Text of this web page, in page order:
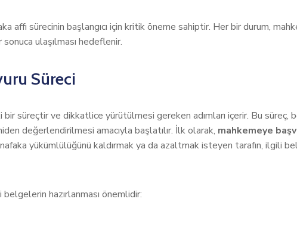
affı sürecinin başlangıcı için kritik öneme sahiptir. Her bir durum,
ulaşılması hedeflenir.
Süreci
bir süreçtir ve dikkatlice yürütülmesi gereken adımları içerir. Bu süreç,
değerlendirilmesi amacıyla başlatılır. İlk olarak, mahkemeye
yükümlülüğünü kaldırmak ya da azaltmak isteyen tarafın, ilgili
belgelerin hazırlanması önemlidir: